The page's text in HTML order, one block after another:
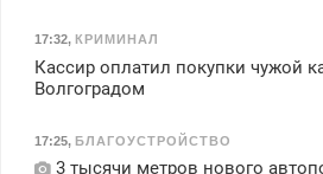
17:32, КРИМИНАЛ
Кассир оплатил покупки чужой
Волгоградом
17:25, БЛАГОУСТРОЙСТВО
3 тысячи метров нового